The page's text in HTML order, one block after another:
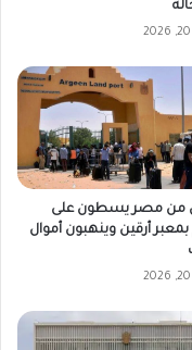
من مصر يسطون على
أرقين وينهبون أموال